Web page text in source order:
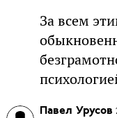
За всем
Павел Урусов